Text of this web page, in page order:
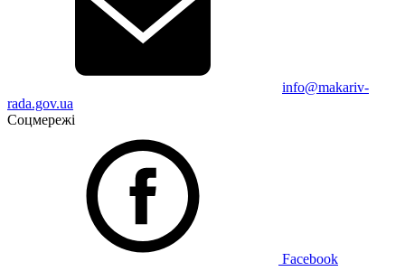
info@makariv-
rada.gov.ua
Соцмережі
Facebook